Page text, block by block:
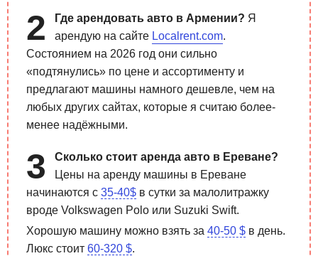
Где арендовать авто в Армении? Я
арендую на сайте Localrent.com.
Состоянием на 2026 год они сильно
«подтянулись» по цене и ассортименту и
предлагают машины намного дешевле, чем на
любых других сайтах, которые я считаю более-
менее надёжными.
Сколько стоит аренда авто в Ереване?
Цены на аренду машины в Ереване
начинаются с 35-40$ в сутки за малолитражку
вроде Volkswagen Polo или Suzuki Swift.
Хорошую машину можно взять за 40-50 $ в день.
Люкс стоит 60-320 $.